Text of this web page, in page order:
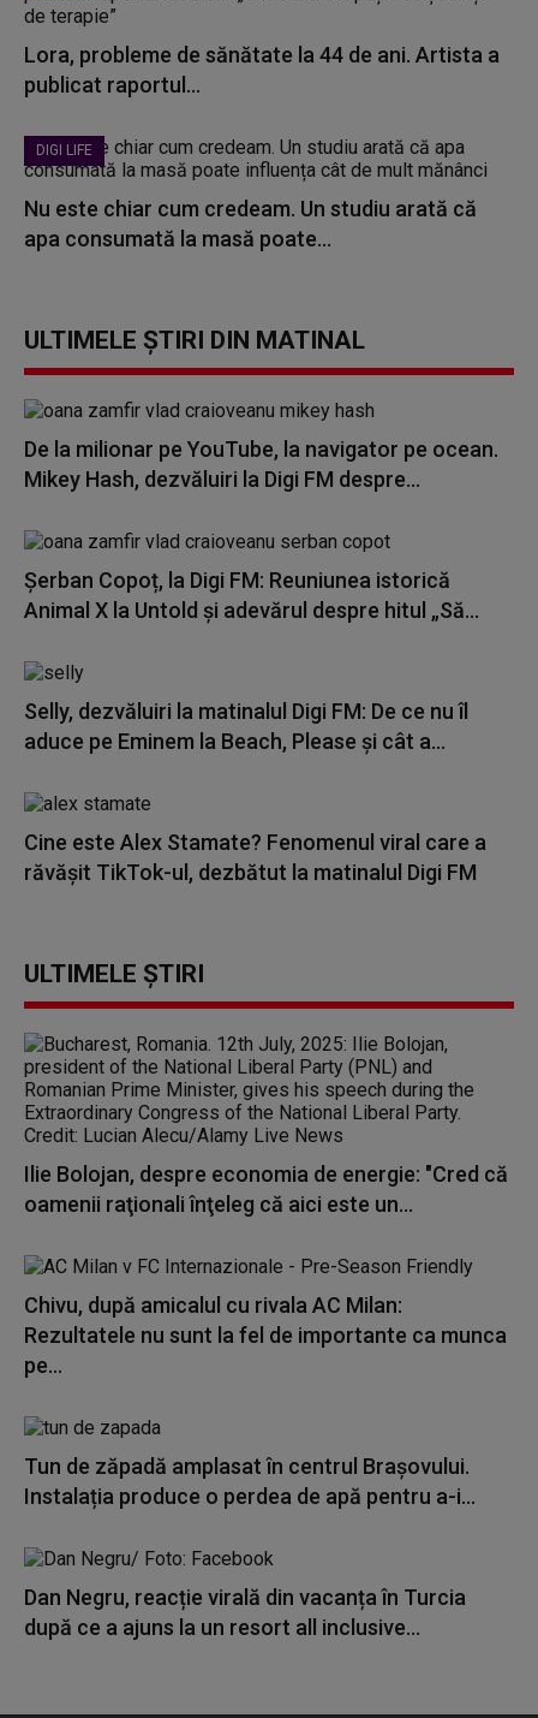
Lora, probleme de sănătate la 44 de ani. Artista a
publicat raportul...
DIGI LIFE
Nu este chiar cum credeam. Un studiu arată că
apa consumată la masă poate...
ULTIMELE ȘTIRI DIN MATINAL
De la milionar pe YouTube, la navigator pe ocean.
Mikey Hash, dezvăluiri la Digi FM despre...
Șerban Copoț, la Digi FM: Reuniunea istorică
Animal X la Untold și adevărul despre hitul „Să...
Selly, dezvăluiri la matinalul Digi FM: De ce nu îl
aduce pe Eminem la Beach, Please și cât a...
Cine este Alex Stamate? Fenomenul viral care a
răvășit TikTok-ul, dezbătut la matinalul Digi FM
ULTIMELE ȘTIRI
Ilie Bolojan, despre economia de energie: "Cred că
oamenii raţionali înţeleg că aici este un...
Chivu, după amicalul cu rivala AC Milan:
Rezultatele nu sunt la fel de importante ca munca
pe...
Tun de zăpadă amplasat în centrul Brașovului.
Instalația produce o perdea de apă pentru a-i...
Dan Negru, reacție virală din vacanța în Turcia
după ce a ajuns la un resort all inclusive...